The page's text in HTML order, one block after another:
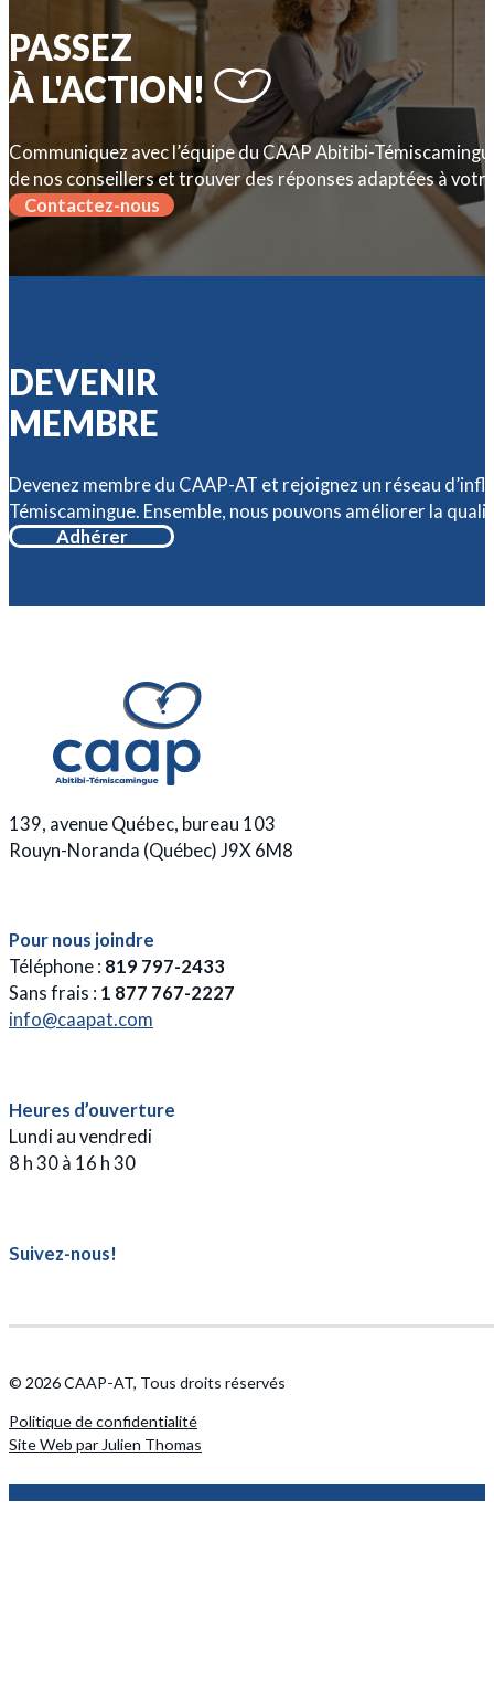
PASSEZ
À L'ACTION!
Communiquez avec l’équipe du CAAP Abitibi-
de nos conseillers et trouver des réponses adaptées à
Contactez-nous
DEVENIR
MEMBRE
Devenez membre du CAAP-AT et rejoignez un réseau
Témiscamingue. Ensemble, nous pouvons améliorer la
Adhérer
139, avenue Québec, bureau 103
Rouyn-Noranda (Québec) J9X 6M8
Pour nous joindre
Téléphone : 819 797-2433
Sans frais : 1 877 767-2227
info@caapat.com
Heures d’ouverture
Lundi au vendredi
8 h 30 à 16 h 30
Suivez-nous!
© 2026 CAAP-AT, Tous droits réservés
Politique de confidentialité
Site Web par Julien Thomas